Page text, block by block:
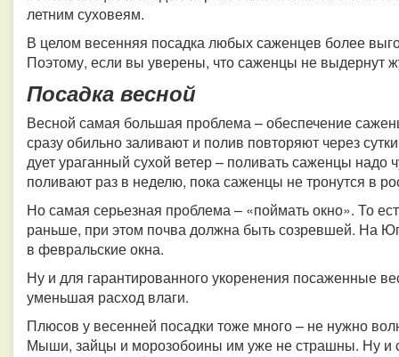
летним суховеям.
В целом весенняя посадка любых саженцев более
Поэтому, если вы уверены, что саженцы не выдернут
Посадка весной
Весной самая большая проблема – обеспечение
сразу обильно заливают и полив повторяют через
дует ураганный сухой ветер – поливать саженцы
поливают раз в неделю, пока саженцы не тронутся в
Но самая серьезная проблема – «поймать окно». То
раньше, при этом почва должна быть созревшей. На
в февральские окна.
Ну и для гарантированного укоренения посаженные
уменьшая расход влаги.
Плюсов у весенней посадки тоже много – не нужно
Мыши, зайцы и морозобоины им уже не страшны. Ну и